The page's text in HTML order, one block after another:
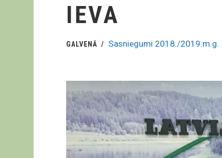
IEVA
GALVENĀ Sasniegumi 2018./2019.m.g.